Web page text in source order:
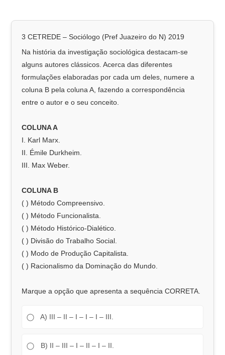
3 CETREDE – Sociólogo (Pref Juazeiro do N) 2019
Na história da investigação sociológica destacam-se
alguns autores clássicos. Acerca das diferentes
formulações elaboradas por cada um deles, numere a
coluna B pela coluna A, fazendo a correspondência
entre o autor e o seu conceito.
COLUNA A
I. Karl Marx.
II. Émile Durkheim.
III. Max Weber.
COLUNA B
( ) Método Compreensivo.
( ) Método Funcionalista.
( ) Método Histórico-Dialético.
( ) Divisão do Trabalho Social.
( ) Modo de Produção Capitalista.
( ) Racionalismo da Dominação do Mundo.
Marque a opção que apresenta a sequência CORRETA.
A) III – II – I – I – I – III.
B) II – III – I – II – I – II.